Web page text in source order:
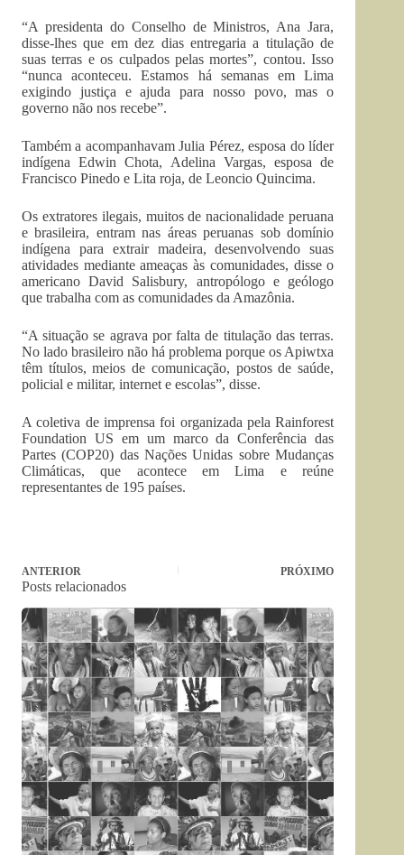
“A presidenta do Conselho de Ministros, Ana Jara,
disse-lhes que em dez dias entregaria a titulação de
suas terras e os culpados pelas mortes”, contou. Isso
“nunca aconteceu. Estamos há semanas em Lima
exigindo justiça e ajuda para nosso povo, mas o
governo não nos recebe”.
Também a acompanhavam Julia Pérez, esposa do líder
indígena Edwin Chota, Adelina Vargas, esposa de
Francisco Pinedo e Lita roja, de Leoncio Quincima.
Os extratores ilegais, muitos de nacionalidade peruana
e brasileira, entram nas áreas peruanas sob domínio
indígena para extrair madeira, desenvolvendo suas
atividades mediante ameaças às comunidades, disse o
americano David Salisbury, antropólogo e geólogo
que trabalha com as comunidades da Amazônia.
“A situação se agrava por falta de titulação das terras.
No lado brasileiro não há problema porque os Apiwtxa
têm títulos, meios de comunicação, postos de saúde,
policial e militar, internet e escolas”, disse.
A coletiva de imprensa foi organizada pela Rainforest
Foundation US em um marco da Conferência das
Partes (COP20) das Nações Unidas sobre Mudanças
Climáticas, que acontece em Lima e reúne
representantes de 195 países.
ANTERIOR PRÓXIMO
Posts relacionados